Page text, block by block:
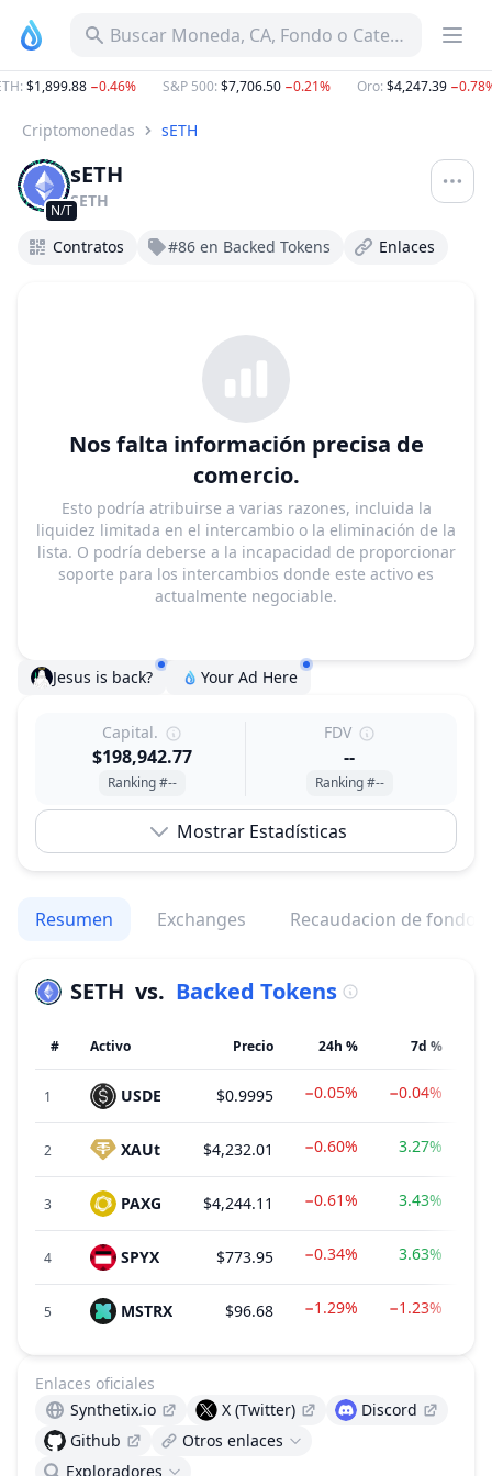
Buscar Moneda, CA, Fondo o Categoría
: $1,899.88−0.46% S&P 500: $7,706.50−0.21% Oro: $4,247.39−0.78%
Criptomonedas sETH
N/T
sETH
SETH
Contratos #86 en Backed Tokens Enlaces
Nos falta información precisa de
comercio.
Esto podría atribuirse a varias razones, incluida la
liquidez limitada en el intercambio o la eliminación de la
lista. O podría deberse a la incapacidad de proporcionar
soporte para los intercambios donde este activo es
actualmente negociable.
Jesus is back? Your Ad Here
Capital.
$198,942.77
Ranking #--
FDV
--
Ranking #--
Mostrar Estadísticas
Resumen Exchanges Recaudacion de fondos
SETH vs. Backed Tokens
# Activo Precio 24h % 7d %
1 USDE $0.9995 −0.05% −0.04%
2 XAUt $4,232.01 −0.60% 3.27%
3 PAXG $4,244.11 −0.61% 3.43%
4 SPYX $773.95 −0.34% 3.63%
5 MSTRX $96.68 −1.29% −1.23%
Enlaces oficiales
Synthetix.io
X (Twitter)
Discord
Github
Otros enlaces
Exploradores